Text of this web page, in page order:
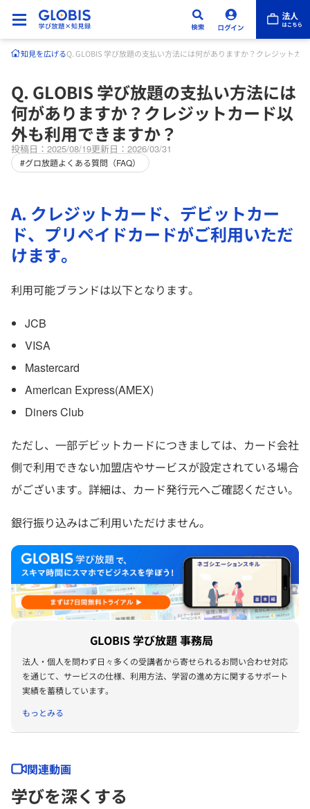
知見を広げるQ. GLOBIS 学び放題の支払い方法には何がありますか？クレジットカ
Q. GLOBIS 学び放題の支払い方法には
何がありますか？クレジットカード以
外も利用できますか？
投稿日：2025/08/19更新日：2026/03/31
#グロ放題よくある質問（FAQ）
A. クレジットカード、デビットカー
ド、プリペイドカードがご利用いただ
けます。
利用可能ブランドは以下となります。
JCB
VISA
Mastercard
American Express(AMEX)
Diners Club
ただし、一部デビットカードにつきましては、カード会社
側で利用できない加盟店やサービスが設定されている場合
がございます。詳細は、カード発行元へご確認ください。
銀行振り込みはご利用いただけません。
GLOBIS 学び放題 事務局
法人・個人を問わず日々多くの受講者から寄せられるお問い合わせ対応
を通じて、サービスの仕様、利用方法、学習の進め方に関するサポート
実績を蓄積しています。
もっとみる
関連動画
学びを深くする